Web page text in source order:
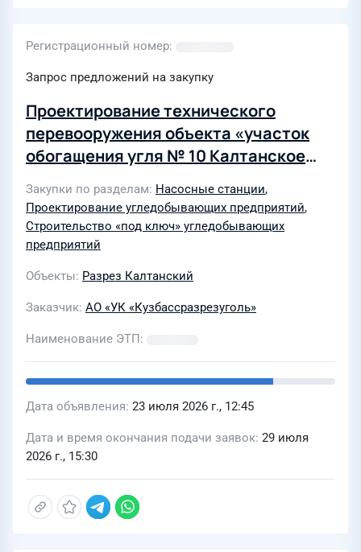
Регистрационный номер
Запрос предложений на закупку
Проектирование технического
перевооружения объекта «участок
обогащения угля № 10 Калтанское
0065» филиала «Калтанский
угольный разрез» АО УК
«Кузбассразрезуголь» в части
актуализации проектных решений
Закупки по разделам Насосные станции,
Проектирование угледобывающих предприятий,
Строительство «под ключ» угледобывающих
предприятий
Объекты Разрез Калтанский
Заказчик АО «УК «Кузбассразрезуголь»
Наименование ЭТП
Дата объявления 23 июля 2026 г., 12:45
Дата и время окончания подачи заявок 29 июля
2026 г., 15:30